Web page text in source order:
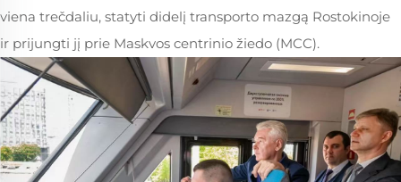
viena trečdaliu, statyti didelį transporto mazgą Rostokinoje
ir prijungti jį prie Maskvos centrinio žiedo (MCC).